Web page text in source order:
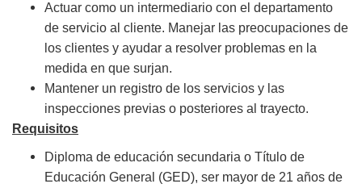
Actuar como un intermediario con el departamento
de servicio al cliente. Manejar las preocupaciones de
los clientes y ayudar a resolver problemas en la
medida en que surjan.
Mantener un registro de los servicios y las
inspecciones previas o posteriores al trayecto.
Requisitos
Diploma de educación secundaria o Título de
Educación General (GED), ser mayor de 21 años de